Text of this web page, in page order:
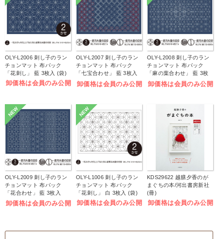
OLY-L2006 刺し子のラン
チョンマット 布パック
「花刺し」 藍 3枚入 (袋)
卸価格は会員のみ公開
OLY-L2007 刺し子のラン
チョンマット 布パック
「七宝合わせ」 藍 3枚入
(袋)
卸価格は会員のみ公開
OLY-L2008 刺し子のラン
チョンマット 布パック
「麻の葉合わせ」 藍 3枚
入 (袋)
卸価格は会員のみ公開
NEW
OLY-L2009 刺し子のラン
チョンマット 布パック
「花合わせ」 藍 3枚入
(袋)
卸価格は会員のみ公開
NEW
OLY-L1006 刺し子のラン
チョンマット 布パック
「花刺し」 白 3枚入 (袋)
卸価格は会員のみ公開
KDS29622 越膳夕香のが
まぐちの本/河出書房新社
(冊)
卸価格は会員のみ公開